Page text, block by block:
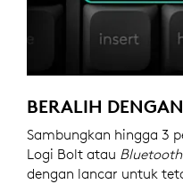
BERALIH
Sambungkan hingga 3
Logi Bolt atau Bluetooth
dengan lancar untuk